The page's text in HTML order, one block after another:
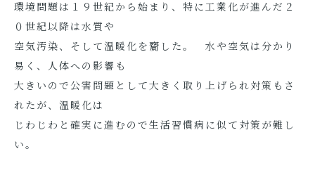
環境問題は１９世紀から始まり、特に工業化が進んだ２
０世紀以降は水質や
空気汚染、そして温暖化を齎した。 水や空気は分かり
易く、人体への影響も
大きいので公害問題として大きく取り上げられ対策もさ
れたが、温暖化は
じわじわと確実に進むので生活習慣病に似て対策が難し
い。